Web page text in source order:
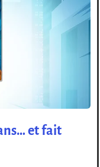
et fait